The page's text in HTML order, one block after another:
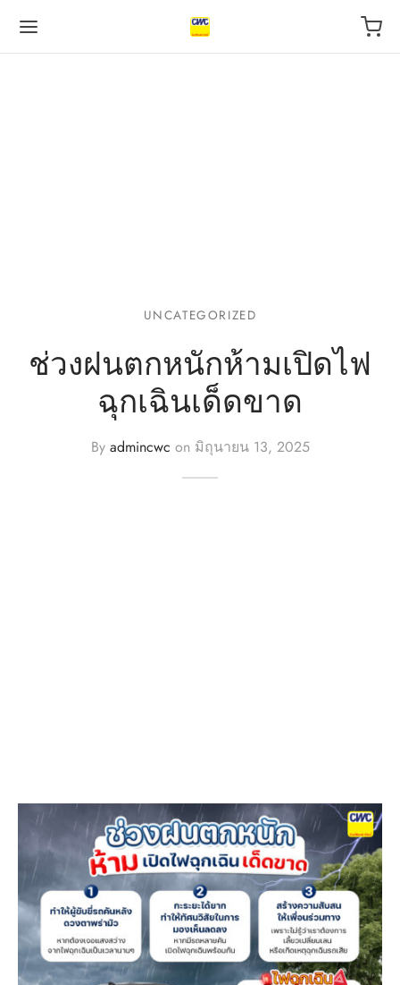
UNCATEGORIZED
ช่วงฝนตกหนักห้ามเปิดไฟ
ฉุกเฉินเด็ดขาด
By admincwc on มิถุนายน 13, 2025